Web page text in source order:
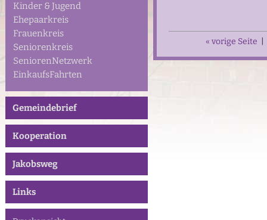
Kinder & Jugend
Ehepaarkreis
Frauenkreis
Seniorenkreis
SeniorenNetzwerk
EinkaufsFahrten
Gemeindebrief
Kooperation
Jakobsweg
Links
« vorige Seite